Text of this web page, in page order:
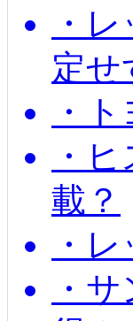
・
定せ
・
・
載？
・
・